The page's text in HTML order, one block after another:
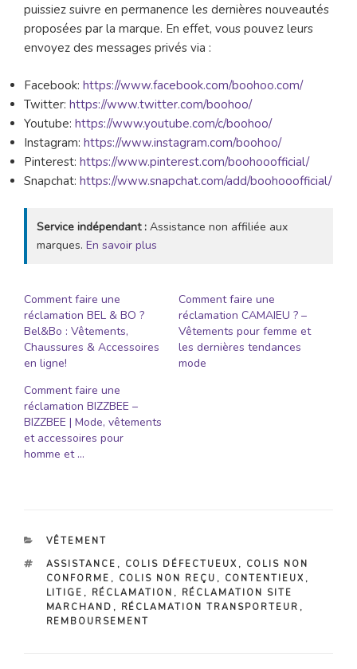
puissiez suivre en permanence les dernières nouveautés
proposées par la marque. En effet, vous pouvez leurs
envoyez des messages privés via :
Facebook: https://www.facebook.com/boohoo.com/
Twitter: https://www.twitter.com/boohoo/
Youtube: https://www.youtube.com/c/boohoo/
Instagram: https://www.instagram.com/boohoo/
Pinterest: https://www.pinterest.com/boohooofficial/
Snapchat: https://www.snapchat.com/add/boohooofficial/
Service indépendant : Assistance non affiliée aux
marques. En savoir plus
Comment faire une
réclamation BEL & BO ?
Bel&Bo : Vêtements,
Chaussures & Accessoires
en ligne!
Comment faire une
réclamation CAMAIEU ? –
Vêtements pour femme et
les dernières tendances
mode
Comment faire une
réclamation BIZZBEE –
BIZZBEE | Mode, vêtements
et accessoires pour
homme et …
CATÉGORIES
VÊTEMENT
ÉTIQUETTES
ASSISTANCE , COLIS DÉFECTUEUX , COLIS NON
CONFORME , COLIS NON REÇU , CONTENTIEUX ,
LITIGE , RÉCLAMATION , RÉCLAMATION SITE
MARCHAND , RÉCLAMATION TRANSPORTEUR ,
REMBOURSEMENT